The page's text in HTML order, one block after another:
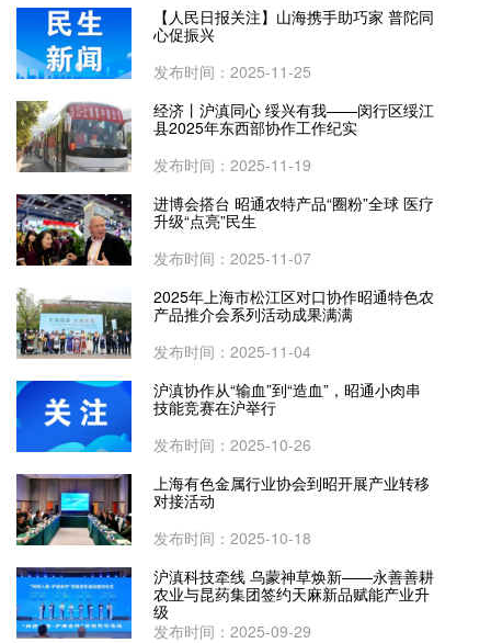
【人民日报关注】山海携手助巧家 普陀同
心促振兴
发布时间：2025-11-25
经济丨沪滇同心 绥兴有我——闵行区绥江
县2025年东西部协作工作纪实
发布时间：2025-11-19
进博会搭台 昭通农特产品“圈粉”全球 医疗
升级“点亮”民生
发布时间：2025-11-07
2025年上海市松江区对口协作昭通特色农
产品推介会系列活动成果满满
发布时间：2025-11-04
沪滇协作从“输血”到“造血”，昭通小肉串
技能竞赛在沪举行
发布时间：2025-10-26
上海有色金属行业协会到昭开展产业转移
对接活动
发布时间：2025-10-18
沪滇科技牵线 乌蒙神草焕新——永善善耕
农业与昆药集团签约天麻新品赋能产业升
级
发布时间：2025-09-29